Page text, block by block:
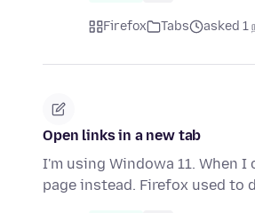
Firefox Tabs asked 1
Open links in a new tab
I'm using Windowa 11. When
page instead. Firefox used to